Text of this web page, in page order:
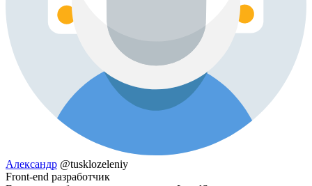
Александр @tusklozeleniy
Front-end разработчик